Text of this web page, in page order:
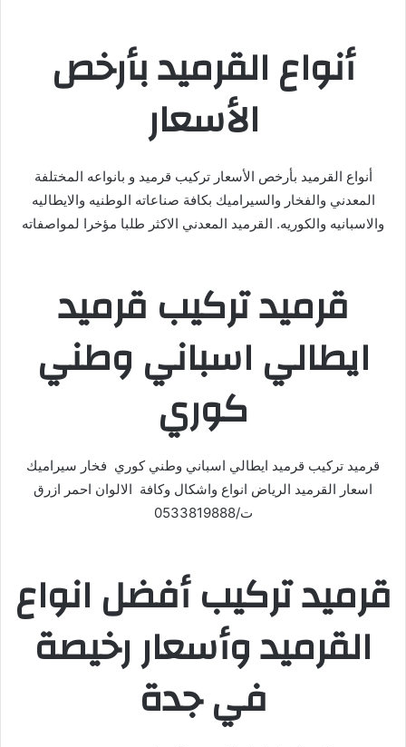
أنواع القرميد بأرخص
الأسعار
أنواع القرميد بأرخص الأسعار تركيب قرميد و بانواعه المختلفة
المعدني والفخار والسيراميك بكافة صناعاته الوطنيه والايطاليه
والاسبانيه والكوريه. القرميد المعدني الاكثر طلبا مؤخرا لمواصفاته
قرميد تركيب قرميد
ايطالي اسباني وطني
كوري
قرميد تركيب قرميد ايطالي اسباني وطني كوري فخار سيراميك
اسعار القرميد الرياض انواع واشكال وكافة الالوان احمر ازرق
ت/0533819888
قرميد تركيب أفضل انواع
القرميد وأسعار رخيصة
في جدة